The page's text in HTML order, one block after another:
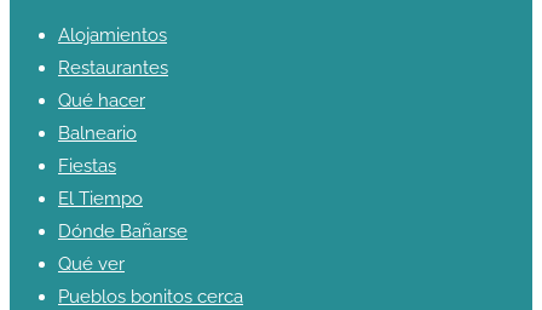
Alojamientos
Restaurantes
Qué hacer
Balneario
Fiestas
El Tiempo
Dónde Bañarse
Qué ver
Pueblos bonitos cerca